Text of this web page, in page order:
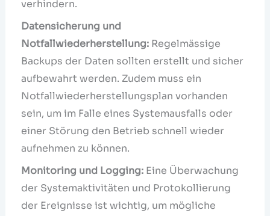
verhindern.
Datensicherung und
Notfallwiederherstellung:Regelmässige
Backups der Daten sollten erstellt und sicher
aufbewahrt werden. Zudem muss ein
Notfallwiederherstellungsplan vorhanden
sein, um im Falle eines Systemausfalls oder
einer Störung den Betrieb schnell wieder
aufnehmen zu können.
Monitoring und Logging:Eine Überwachung
der Systemaktivitäten und Protokollierung
der Ereignisse ist wichtig, um mögliche